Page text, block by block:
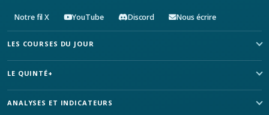
Notre fil X YouTube Discord Nous écrire
LES COURSES DU JOUR
LE QUINTÉ+
ANALYSES ET INDICATEURS